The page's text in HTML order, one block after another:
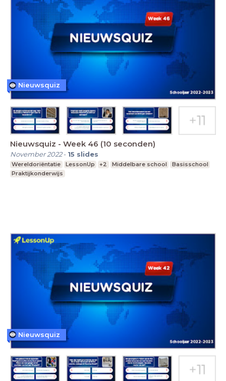
Nieuwsquiz - Week 46 (10 seconden)
November 2022- 15 slides
Wereldoriëntatie LessonUp +2 Middelbare school
Basisschool
Praktijkonderwijs
Nieuwsquiz
Nieuwsquiz